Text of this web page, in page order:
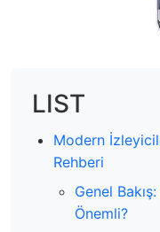
LIST
Modern
Rehberi
Genel
Önemli?